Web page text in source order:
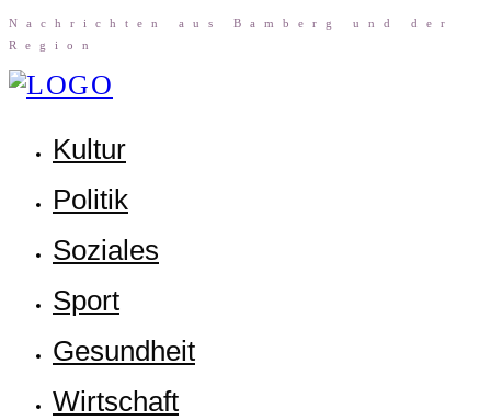
Nach­rich­ten aus Bam­berg und der
Region
Kul­tur
Poli­tik
Sozia­les
Sport
Gesund­heit
Wirt­schaft